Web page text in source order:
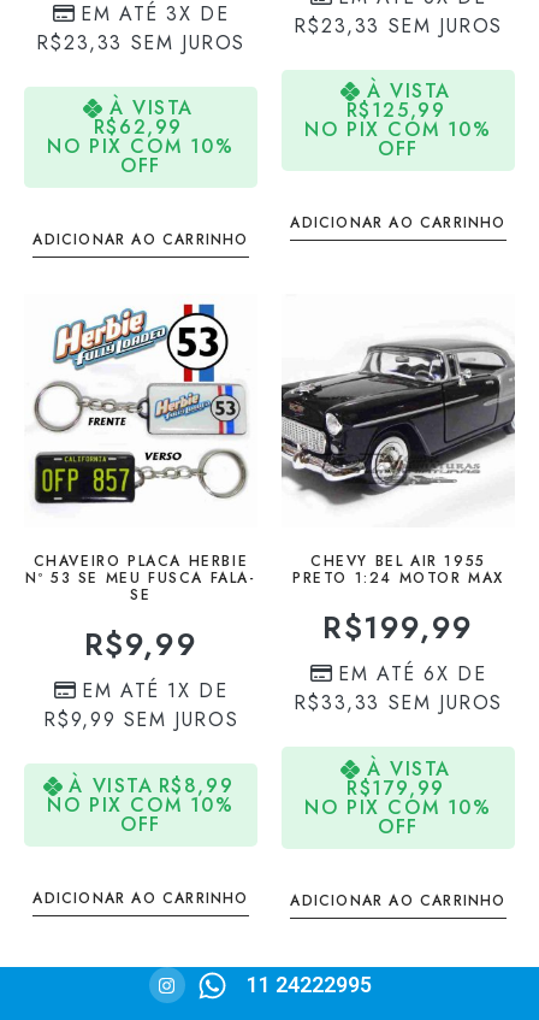
EM ATÉ 3X DE
R$23,33 SEM JUROS
À VISTA
R$62,99
NO PIX COM 10%
OFF
ADICIONAR AO CARRINHO
R$23,33 SEM JUROS
À VISTA
R$125,99
NO PIX COM 10%
OFF
ADICIONAR AO CARRINHO
CHAVEIRO PLACA HERBIE
Nº 53 SE MEU FUSCA FALA-
SE
R$9,99
EM ATÉ 1X DE
R$9,99 SEM JUROS
À VISTA R$8,99
NO PIX COM 10%
OFF
ADICIONAR AO CARRINHO
CHEVY BEL AIR 1955
PRETO 1:24 MOTOR MAX
R$199,99
EM ATÉ 6X DE
R$33,33 SEM JUROS
À VISTA
R$179,99
NO PIX COM 10%
OFF
ADICIONAR AO CARRINHO
11 24222995